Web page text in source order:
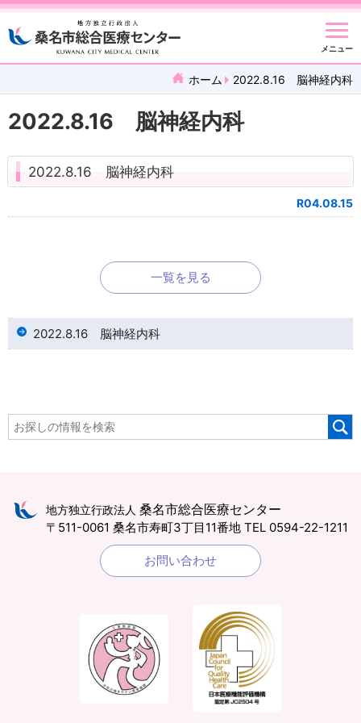
メニュー
ホーム 2022.8.16 脳神経内科
2022.8.16 脳神経内科
2022.8.16 脳神経内科
R04.08.15
一覧を見る
2022.8.16 脳神経内科
地方独立行政法人 桑名市総合医療センター
〒511-0061 桑名市寿町3丁目11番地 TEL 0594-22-1211
お問い合わせ